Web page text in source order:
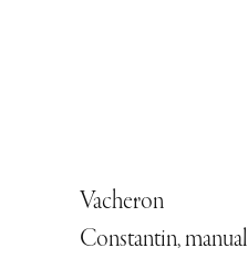
Vacheron
Constantin, manual